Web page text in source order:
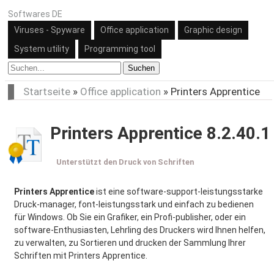
Softwares DE
Viruses - Spyware
Office application
Graphic design
System utility
Programming tool
Suchen
Startseite » Office application » Printers Apprentice
Printers Apprentice 8.2.40.1
Unterstützt den Druck von Schriften
Printers Apprenticeist eine software-support-leistungsstarke
Druck-manager, font-leistungsstark und einfach zu bedienen
für Windows. Ob Sie ein Grafiker, ein Profi-publisher, oder ein
software-Enthusiasten, Lehrling des Druckers wird Ihnen helfen,
zu verwalten, zu Sortieren und drucken der Sammlung Ihrer
Schriften mit Printers Apprentice.